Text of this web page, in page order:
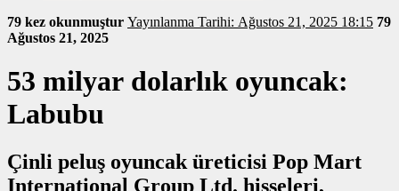
79 kez okunmuştur
Yayınlanma Tarihi: Ağustos 21, 2025 18:15 79
Ağustos 21, 2025
53 milyar dolarlık oyuncak:
Labubu
Çinli peluş oyuncak üreticisi Pop Mart
International Group Ltd. hisseleri,